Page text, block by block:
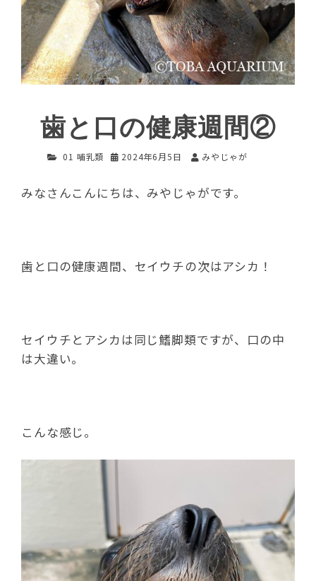
歯と口の健康週間②
01 哺乳類 2024年6月5日 みやじゃが
みなさんこんにちは、みやじゃがです。
歯と口の健康週間、セイウチの次はアシカ！
セイウチとアシカは同じ鰭脚類ですが、口の中
は大違い。
こんな感じ。